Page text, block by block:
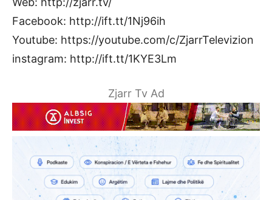
Facebook: http://ift.tt/1Nj96ih
Youtube: https://youtube.com/c/ZjarrTelevizion
instagram: http://ift.tt/1KYE3Lm
Zjarr Tv Ad